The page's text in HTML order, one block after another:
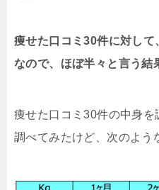
痩せた口コミ30件に対し
なので、ほぼ半々と言う結
痩せた口コミ30件の中身
調べてみたけど、次のよう